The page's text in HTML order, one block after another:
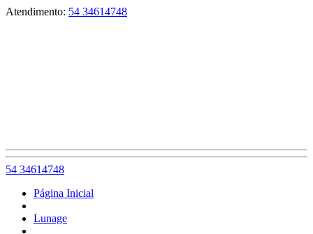
Atendimento: 54 34614748
54 34614748
Página Inicial
Lunage